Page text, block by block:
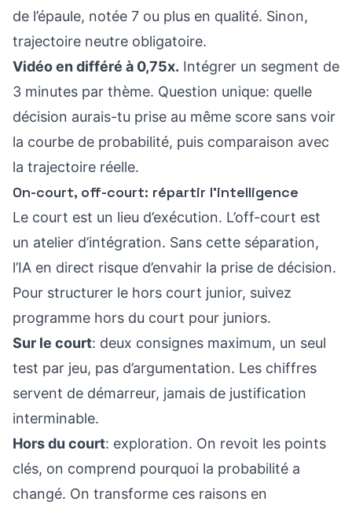
de l’épaule, notée 7 ou plus en qualité. Sinon,
trajectoire neutre obligatoire.
Vidéo en différé à 0,75x. Intégrer un segment de
3 minutes par thème. Question unique: quelle
décision aurais-tu prise au même score sans voir
la courbe de probabilité, puis comparaison avec
la trajectoire réelle.
On-court, off-court: répartir l’intelligence
Le court est un lieu d’exécution. L’off-court est
un atelier d’intégration. Sans cette séparation,
l’IA en direct risque d’envahir la prise de décision.
Pour structurer le hors court junior, suivez
programme hors du court pour juniors.
Sur le court: deux consignes maximum, un seul
test par jeu, pas d’argumentation. Les chiffres
servent de démarreur, jamais de justification
interminable.
Hors du court: exploration. On revoit les points
clés, on comprend pourquoi la probabilité a
changé. On transforme ces raisons en